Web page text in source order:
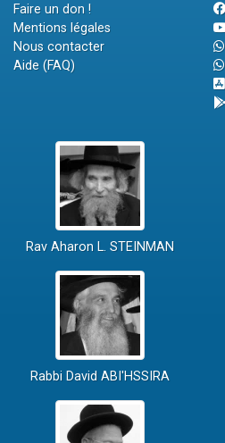
Faire un don !
Mentions légales
Nous contacter
Aide (FAQ)
Rav Aharon L. STEINMAN
Rabbi David ABI'HSSIRA